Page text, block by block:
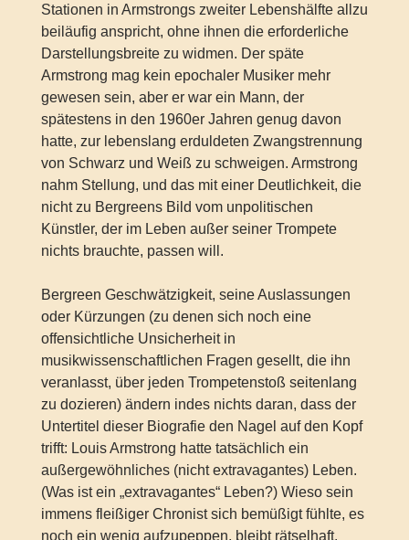
Stationen in Armstrongs zweiter Lebenshälfte allzu
beiläufig anspricht, ohne ihnen die erforderliche
Darstellungsbreite zu widmen. Der späte
Armstrong mag kein epochaler Musiker mehr
gewesen sein, aber er war ein Mann, der
spätestens in den 1960er Jahren genug davon
hatte, zur lebenslang erduldeten Zwangstrennung
von Schwarz und Weiß zu schweigen. Armstrong
nahm Stellung, und das mit einer Deutlichkeit, die
nicht zu Bergreens Bild vom unpolitischen
Künstler, der im Leben außer seiner Trompete
nichts brauchte, passen will.
Bergreen Geschwätzigkeit, seine Auslassungen
oder Kürzungen (zu denen sich noch eine
offensichtliche Unsicherheit in
musikwissenschaftlichen Fragen gesellt, die ihn
veranlasst, über jeden Trompetenstoß seitenlang
zu dozieren) ändern indes nichts daran, dass der
Untertitel dieser Biografie den Nagel auf den Kopf
trifft: Louis Armstrong hatte tatsächlich ein
außergewöhnliches (nicht extravagantes) Leben.
(Was ist ein „extravagantes“ Leben?) Wieso sein
immens fleißiger Chronist sich bemüßigt fühlte, es
noch ein wenig aufzupeppen, bleibt rätselhaft.